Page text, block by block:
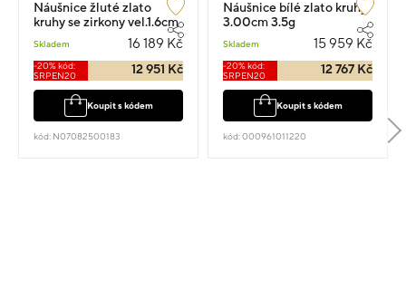
Náušnice žluté zlato
kruhy se zirkony vel.1.6cm
Skladem 16 189 Kč
-20% kód:
SRPEN20
12 951 Kč
Koupit s kódem
kód: N07082500183
Náušnice bílé zlato kruhy
3.00cm 3.5g
Skladem 15 959 Kč
-20% kód:
SRPEN20
12 767 Kč
Koupit s kódem
kód: 000961011220